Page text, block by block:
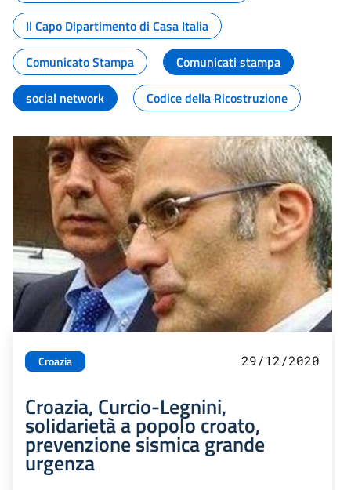
Il Capo Dipartimento di Casa Italia
Comunicato Stampa
Comunicati stampa
social network
Codice della Ricostruzione
Croazia 29/12/2020
Croazia, Curcio-Legnini,
solidarietà a popolo croato,
prevenzione sismica grande
urgenza